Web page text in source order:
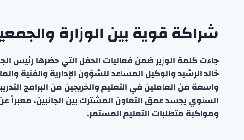
شراكة قوية بين الوزارة
جاءت كلمة الوزير ضمن فعاليات الحفل التي حضرها رئيس
خالد الرشيد والوكيل المساعد للشؤون الإدارية والفنية
واسعة من العاملين في التعليم والخريجين من البرامج
السنوي يجسد عمق التعاون المشترك بين الجانبين، معبراً
ومواكبة متطلبات التعليم المستمر.